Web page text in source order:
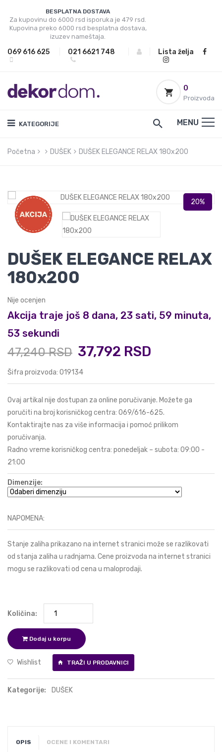
BESPLATNA DOSTAVA
Za kupovinu do 6000 rsd isporuka je 479 rsd.
Kupovina preko 6000 rsd besplatna dostava,
izuzev nameštaja.
069 616 625 021 6621 748 Lista želja
0
Proizvoda
KATEGORIJE MENU
Početna DUŠEK DUŠEK ELEGANCE RELAX 180x200
DUŠEK ELEGANCE RELAX
180x200
Nije ocenjen
Akcija traje još 8 dana, 23 sati, 59 minuta,
53 sekundi
47,240 RSD 37,792 RSD
Šifra proizvoda: 019134
Ovaj artikal nije dostupan za online poručivanje. Možete ga
poručiti na broj korisničkog centra: 069/616-625.
Kontaktirajte nas za više informacija i pomoć prilikom
poručivanja.
Radno vreme korisničkog centra: ponedeljak – subota: 09:00 -
21:00
Dimenzije:
NAPOMENA:
Stanje zaliha prikazano na internet stranici može se razlikovati
od stanja zaliha u radnjama. Cene proizvoda na internet stranici
mogu se razlikovati od cena u maloprodaji.
Količina:
Dodaj u korpu
Wishlist TRAŽI U PRODAVNICI
Kategorije: DUŠEK
OPIS OCENE I KOMENTARI